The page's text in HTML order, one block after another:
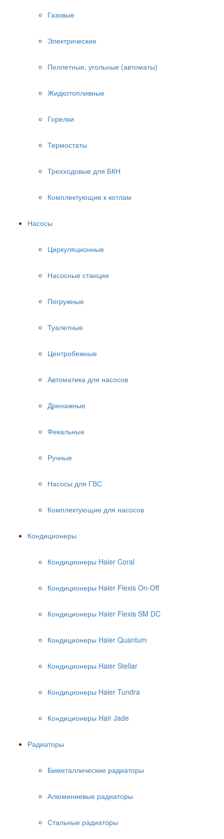
Газовые
Электрические
Пеллетные, угольные (автоматы)
Жидкотопливные
Горелки
Термостаты
Трехходовые для БКН
Комплектующие к котлам
Насосы
Циркуляционные
Насосные станции
Погружные
Туалетные
Центробежные
Автоматика для насосов
Дренажные
Фекальные
Ручные
Насосы для ГВС
Комплектующие для насосов
Кондиционеры
Кондиционеры Haier Coral
Кондиционеры Haier Flexis On-Off
Кондиционеры Haier Flexis SM DC
Кондиционеры Haier Quantum
Кондиционеры Haier Stellar
Кондиционеры Haier Tundra
Кондиционеры Hair Jade
Радиаторы
Биметаллические радиаторы
Алюминиевые радиаторы
Стальные радиаторы